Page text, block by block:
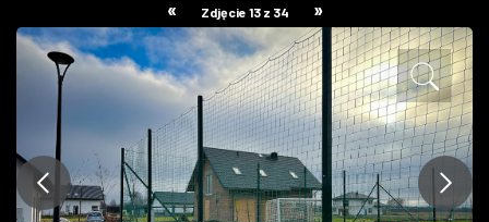
W RZESZOWIE
« Zdjęcie 13 z 34 »